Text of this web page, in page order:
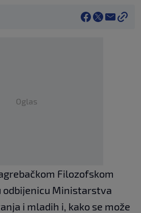
Oglas
Filozofskom
Ministarstva
i mladih i, kako se može